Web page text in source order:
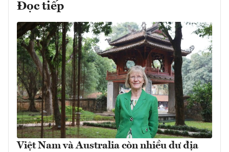
Đọc tiếp
Việt Nam và Australia còn nhiều dư địa